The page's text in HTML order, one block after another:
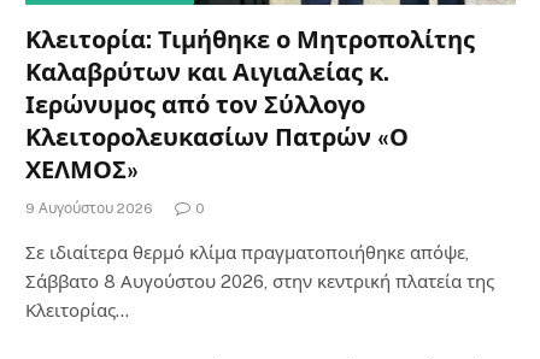
Κλειτορία: Τιμήθηκε ο Μητροπολίτης
Καλαβρύτων και Αιγιαλείας κ.
Ιερώνυμος από τον Σύλλογο
Κλειτορολευκασίων Πατρών «Ο
ΧΕΛΜΟΣ»
9 Αυγούστου 2026 0
Σε ιδιαίτερα θερμό κλίμα πραγματοποιήθηκε απόψε,
Σάββατο 8 Αυγούστου 2026, στην κεντρική πλατεία της
Κλειτορίας…